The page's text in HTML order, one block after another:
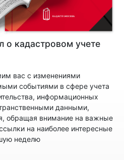
кадастровом учете
вас с изменениями
событиями в сфере учета
информационных
данными,
обращая внимание на важные
на наиболее интересные
неделю